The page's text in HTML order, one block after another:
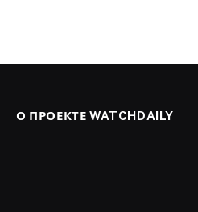
О ПРОЕКТЕ WATCHDAILY